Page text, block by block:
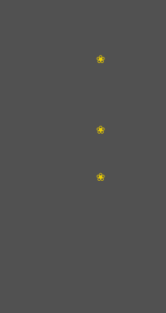
❀
❀
❀